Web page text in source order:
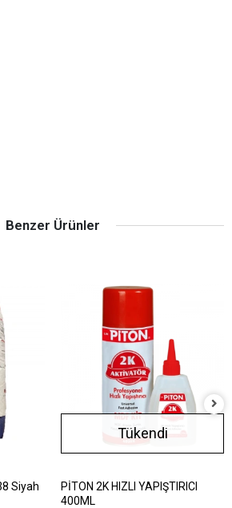
Benzer Ürünler
Siyah
Tükendi
PİTON 2K HIZLI YAPIŞTIRICI
400ML